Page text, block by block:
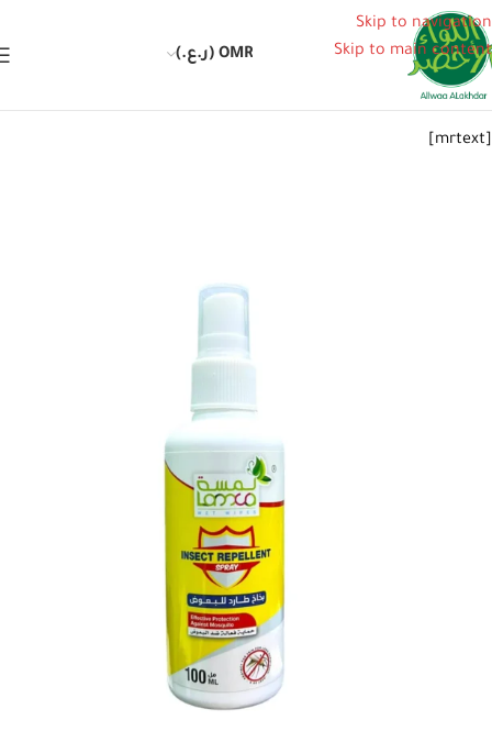
Skip to navigation
Skip to main content
OMR (ر.ع.)
[mrtext]